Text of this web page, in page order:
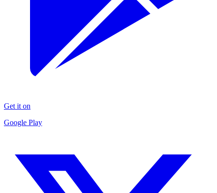
Get it on
Google Play